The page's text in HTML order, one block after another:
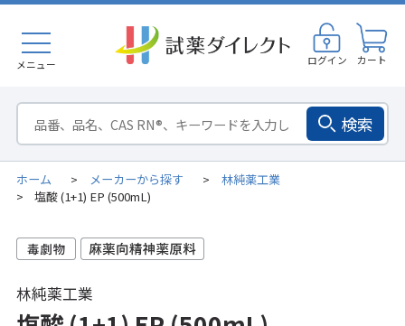
メニュー ログイン カート
検索
ホーム > メーカーから探す > 林純薬工業
> 塩酸 (1+1) EP (500mL)
林純薬工業